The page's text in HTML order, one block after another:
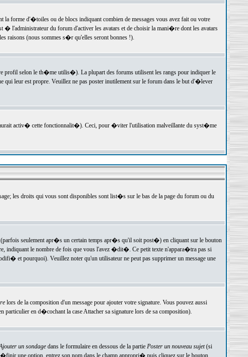
forme d'�toiles ou de blocs indiquant combien de messages vous avez fait ou votre
l'administrateur du forum d'activer les avatars et de choisir la mani�re dont les avatars
raisons (nous sommes s�r qu'elles seront bonnes !).
profil selon le th�me utilis�). La plupart des forums utilisent les rangs pour indiquer le
leur est propre. Veuillez ne pas poster inutilement sur le forum dans le but d'�lever
activ� cette fonctionnalit�). Ceci, pour �viter l'utilisation malveillante du syst�me
les droits qui vous sont disponibles sont list�s sur le bas de la page du forum ou du
seulement apr�s un certain temps apr�s qu'il soit post�) en cliquant sur le bouton
indiquant le nombre de fois que vous l'avez �dit�. Ce petit texte n'appara�tra pas si
et pourquoi). Veuillez noter qu'un utilisateur ne peut pas supprimer un message une
lors de la composition d'un message pour ajouter votre signature. Vous pouvez aussi
en d�cochant la case Attacher sa signature lors de sa composition).
un sondagedans le formulaire en dessous de la partie Poster un nouveau sujet(si
une option, entrez son nom dans le champ appropri� puis cliquez sur le bouton